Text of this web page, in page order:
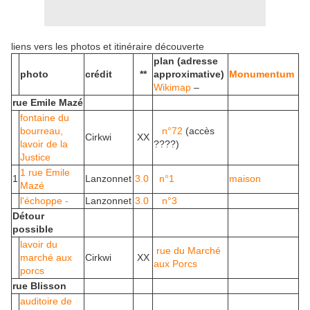
liens vers les photos et itinéraire découverte
photo crédit **
plan (adresse
approximative)
Wikimap –
Monumentum
rue Emile Mazé
fontaine du
bourreau,
lavoir de la
Justice
Cirkwi XX
n°72 (accès
????)
1
1 rue Emile
Mazé
Lanzonnet 3.0 n°1
maison
l'échoppe -
Lanzonnet 3.0
n°3
Détour
possible
lavoir du
marché aux
porcs
Cirkwi XX
rue du Marché
aux Porcs
rue Blisson
auditoire de